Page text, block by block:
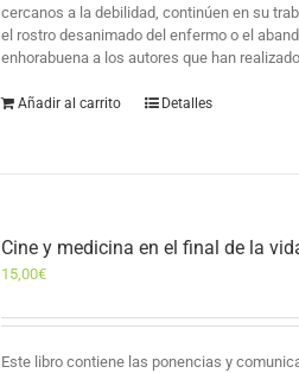
cercanos a la debilidad, continúen en su
el rostro desanimado del enfermo o el
enhorabuena a los autores que han
Añadir al carrito Detalles
Cine y medicina en el final de la
15,00€
Este libro contiene las ponencias y